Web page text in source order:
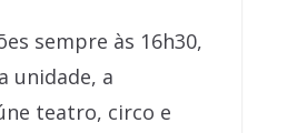
sempre às 16h30,
unidade, a
teatro, circo e